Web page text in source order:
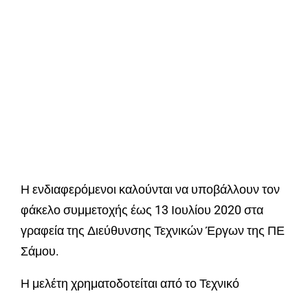
Η ενδιαφερόμενοι καλούνται να υποβάλλουν τον
φάκελο συμμετοχής έως 13 Ιουλίου 2020 στα
γραφεία της Διεύθυνσης Τεχνικών Έργων της ΠΕ
Σάμου.
Η μελέτη χρηματοδοτείται από το Τεχνικό